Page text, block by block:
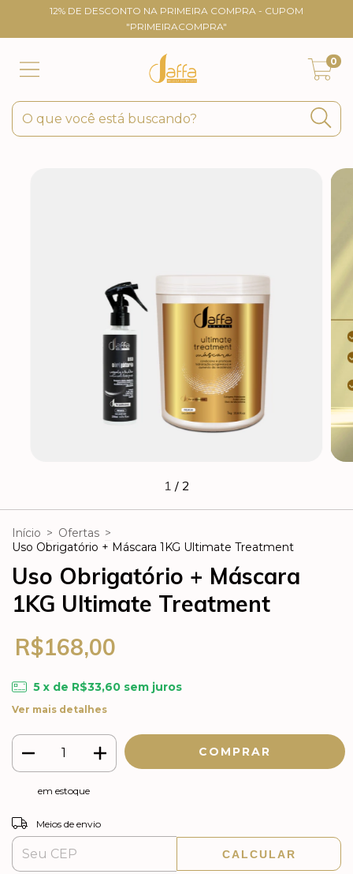
12% DE DESCONTO NA PRIMEIRA COMPRA - CUPOM
"PRIMEIRACOMPRA"
0
1 / 2
Início > Ofertas >
Uso Obrigatório + Máscara 1KG Ultimate Treatment
Uso Obrigatório + Máscara
1KG Ultimate Treatment
R$168,00
5 x de R$33,60 sem juros
Ver mais detalhes
em estoque
Entregas para o CEP:
Meios de envio
CALCULAR